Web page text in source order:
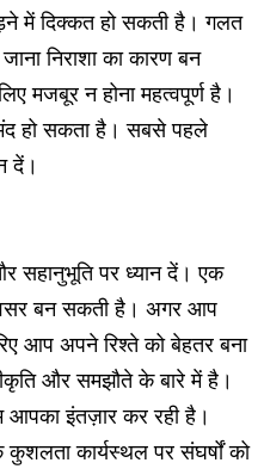
में दिक्कत हो सकती है। गलत
निराशा का कारण बन
मजबूर न होना महत्वपूर्ण है।
हो सकता है। सबसे पहले
दें।
सहानुभूति पर ध्यान दें। एक
बन सकती है। अगर आप
आप अपने रिश्ते को बेहतर बना
और समझौते के बारे में है।
आपका इंतज़ार कर रही है।
कार्यस्थल पर संघर्षों को